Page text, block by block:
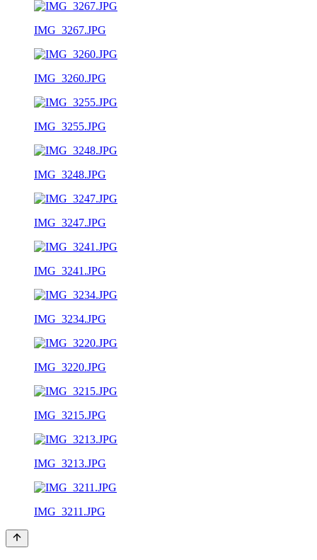
IMG_3267.JPG
IMG_3260.JPG
IMG_3255.JPG
IMG_3248.JPG
IMG_3247.JPG
IMG_3241.JPG
IMG_3234.JPG
IMG_3220.JPG
IMG_3215.JPG
IMG_3213.JPG
IMG_3211.JPG